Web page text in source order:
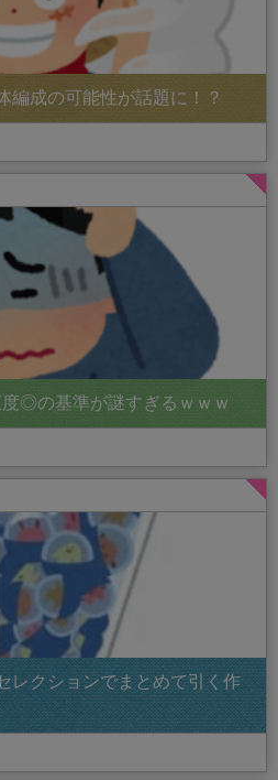
編成の可能性が話題に！？
度◎の基準が謎すぎるｗｗｗ
レクションでまとめて引く作